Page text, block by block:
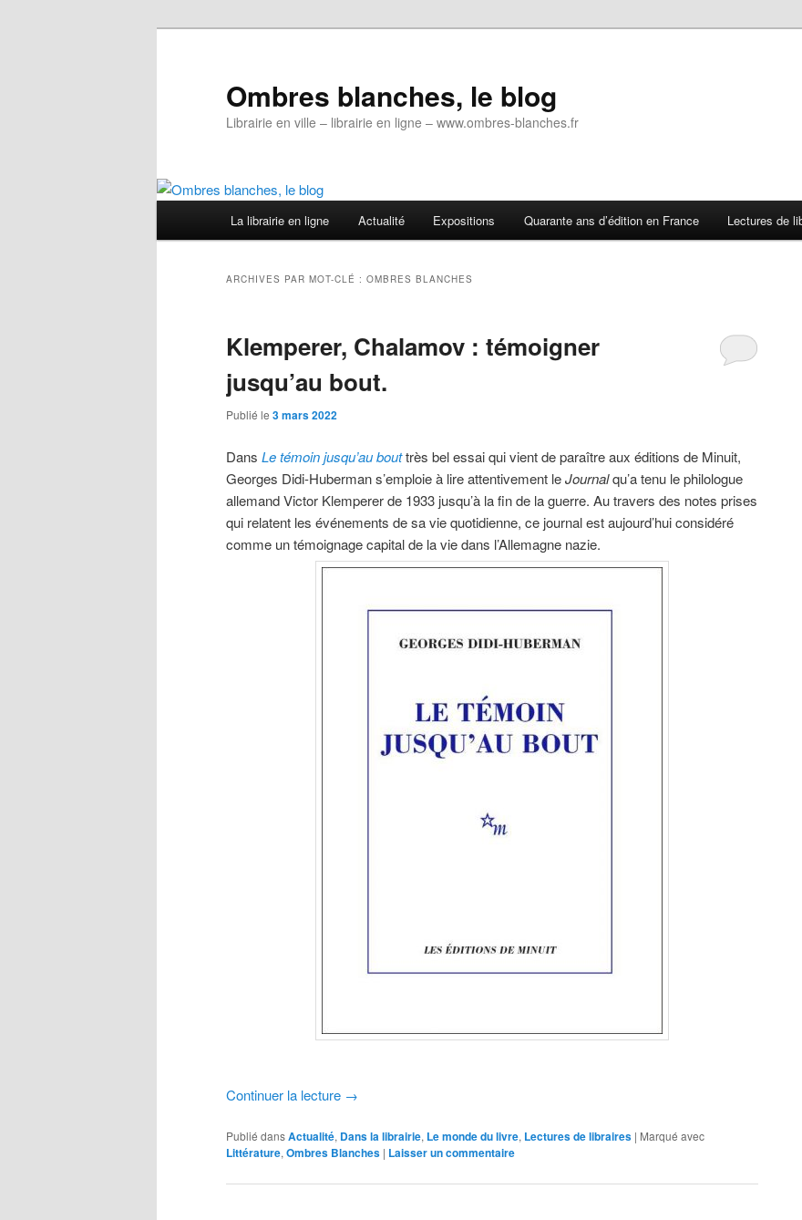
Ombres blanches, le blog
Librairie en ville – librairie en ligne – www.ombres-blanches.fr
La librairie en ligne Actualité Expositions Quarante ans d’édition en France Lectures de
ARCHIVES PAR MOT-CLÉ : OMBRES BLANCHES
Klemperer, Chalamov : témoigner
jusqu’au bout.
Publié le 3 mars 2022
Dans Le témoin jusqu’au bouttrès bel essai qui vient de paraître aux éditions de Minuit,
Georges Didi-Huberman s’emploie à lire attentivement leJournalqu’a tenu le philologue
allemand Victor Klemperer de 1933 jusqu’à la fin de la guerre. Au travers des notes prises
qui relatent les événements de sa vie quotidienne, ce journal est aujourd’hui considéré
comme un témoignage capital de la vie dans l’Allemagne nazie.
Continuer la lecture →
Publié dansActualité, Dans la librairie, Le monde du livre, Lectures de libraires | Marqué avec
Littérature, Ombres Blanches | Laisser un commentaire